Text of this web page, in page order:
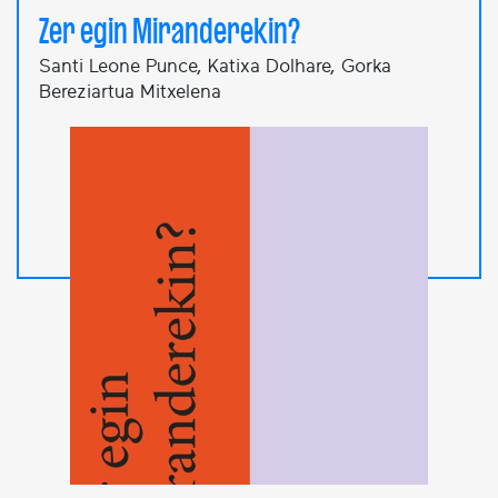
Zer egin Miranderekin?
Santi Leone Punce, Katixa Dolhare, Gorka
Bereziartua Mitxelena